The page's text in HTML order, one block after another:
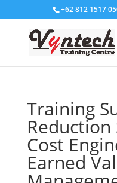
+62 812 1517
Training
Cost
Earned